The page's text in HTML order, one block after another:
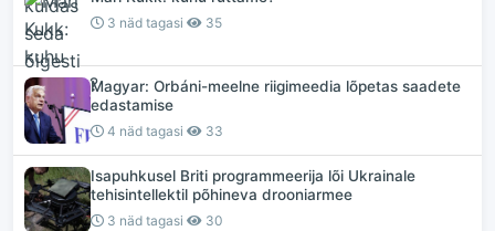
3 näd tagasi 35
Magyar: Orbáni-meelne riigimeedia lõpetas saadete
edastamise
4 näd tagasi 33
Isapuhkusel Briti programmeerija lõi Ukrainale
tehisintellektil põhineva drooniarmee
3 näd tagasi 30